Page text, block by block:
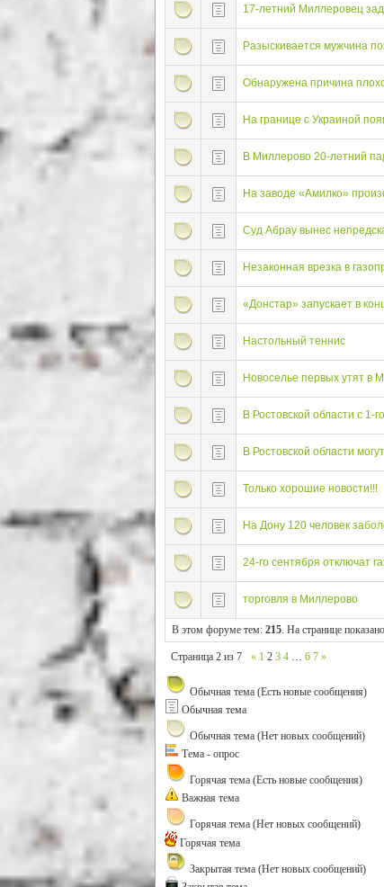
17-летний Миллеровец
Разыскивается мужчина
Обнаружена причина
На границе с Украиной
В Миллерово 20-летний
На заводе «Амилко»
Суд Абрау вынес
Незаконная врезка в
«Донстар» запускает в
Настольный теннис
Новоселье первых утят в
В Ростовской области с 1-
В Ростовской области
Только хорошие новости!!!
На Дону 120 человек
24-го сентября отключат
торговля в Миллерово
В этом форуме тем: 215. На странице
Страница 2 из 7 « 1 2 3 4 … 6 7 »
Обычная тема (Есть новые сообщения)
Обычная тема
Обычная тема (Нет новых сообщений)
Тема - опрос
Горячая тема (Есть новые сообщения)
Важная тема
Горячая тема (Нет новых сообщений)
Горячая тема
Закрытая тема (Нет новых сообщений)